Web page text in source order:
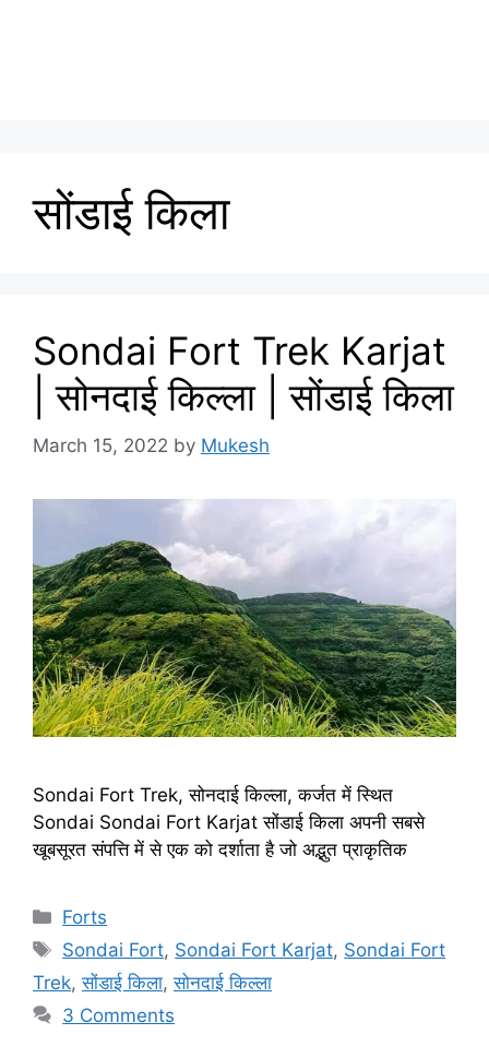
सोंडाई किला
Sondai Fort Trek Karjat
| सोनदाई किल्ला | सोंडाई किला
March 15, 2022 by Mukesh
Sondai Fort Trek, सोनदाई किल्ला, कर्जत में स्थित
Sondai Sondai Fort Karjat सोंडाई किला अपनी सबसे
खूबसूरत संपत्ति में से एक को दर्शाता है जो अद्भुत प्राकृतिक
Categories
Forts
Tags
Sondai Fort, Sondai Fort Karjat, Sondai Fort
Trek,सोंडाई किला,सोनदाई किल्ला
3 Comments